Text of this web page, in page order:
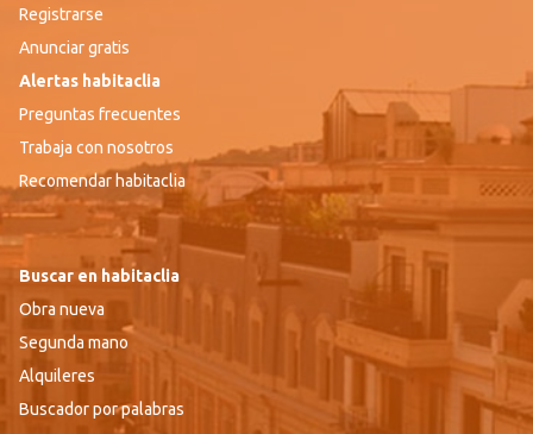
Registrarse
Anunciar gratis
Alertas habitaclia
Preguntas frecuentes
Trabaja con nosotros
Recomendar habitaclia
Buscar en habitaclia
Obra nueva
Segunda mano
Alquileres
Buscador por palabras